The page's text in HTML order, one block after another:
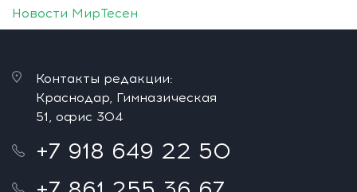
Новости МирТесен
Контакты редакции:
Краснодар, Гимназическая
51, офис 304
+7 918 649 22 50